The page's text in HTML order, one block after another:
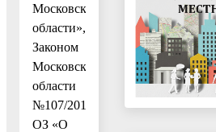
Московской
области»,
Законом
Московской
области
№107/2014-
ОЗ «О